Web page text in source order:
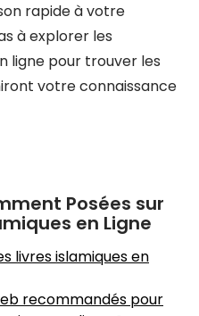
rapide à votre
à explorer les
ligne pour trouver les
votre connaissance
Posées sur
en Ligne
livres islamiques en
recommandés pour